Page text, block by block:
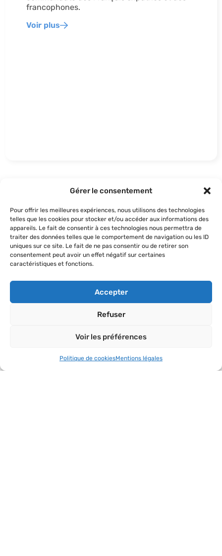
Gérer le consentement
Pour offrir les meilleures expériences, nous utilisons des technologies
telles que les cookies pour stocker et/ou accéder aux informations des
appareils. Le fait de consentir à ces technologies nous permettra de
traiter des données telles que le comportement de navigation ou les ID
uniques sur ce site. Le fait de ne pas consentir ou de retirer son
consentement peut avoir un effet négatif sur certaines
caractéristiques et fonctions.
Accepter
Refuser
Voir les préférences
Politique de cookiesMentions légales
francophones.
Voir plus
France Bénévolat
France Bénévolat, association reconnue d’utilité
publique, a pour vocation le développement de
service d’une citoyenneté active et solidaire.
C’est un réseau national qui rassemble de
missions d’intérêt général
Voir plus